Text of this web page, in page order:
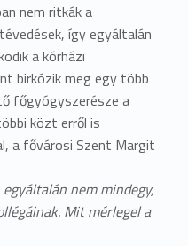
nem ritkák a
így egyáltalán
a kórházi
birkózik meg egy több
főgyógyszerésze a
közt erről is
a fővárosi Szent Margit
nem mindegy,
Mit mérlegel a